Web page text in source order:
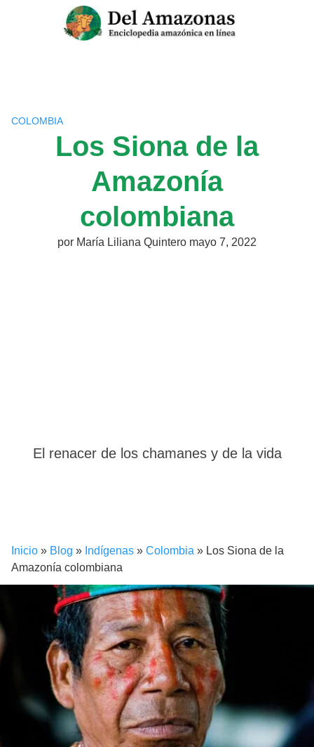
COLOMBIA
Los Siona de la
Amazonía
colombiana
por María Liliana Quintero mayo 7, 2022
El renacer de los chamanes y de la vida
Inicio » Blog » Indígenas » Colombia » Los Siona de la
Amazonía colombiana